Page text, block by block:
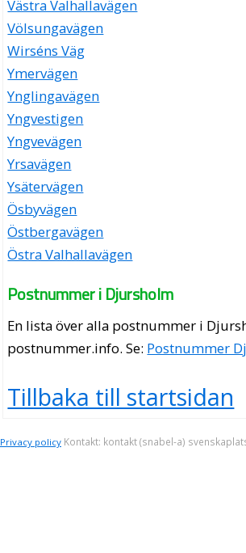
Västra Valhallavägen
Völsungavägen
Wirséns Väg
Ymervägen
Ynglingavägen
Yngvestigen
Yngvevägen
Yrsavägen
Ysätervägen
Ösbyvägen
Östbergavägen
Östra Valhallavägen
Postnummer i Djursholm
En lista över alla postnummer i
postnummer.info. Se: Postnummer
Tillbaka till startsidan
Privacy policy Kontakt: kontakt (snabel-a)